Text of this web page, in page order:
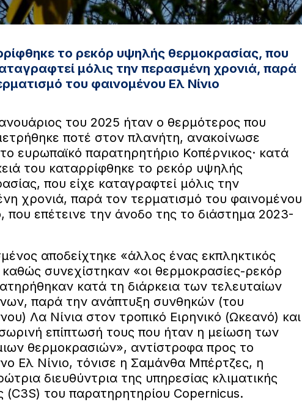
το ρεκόρ υψηλής θερμοκρασίας, που
μόλις την περασμένη χρονιά, παρά
του φαινομένου Ελ Νίνιο
του 2025 ήταν ο θερμότερος που
ποτέ στον πλανήτη, ανακοίνωσε
ευρωπαϊκό παρατηρητήριο Κοπέρνικος· κατά
του καταρρίφθηκε το ρεκόρ υψηλής
που είχε καταγραφτεί μόλις την
χρονιά, παρά τον τερματισμό του φαινομένου
που επέτεινε την άνοδο της το διάστημα 2023-
αποδείχτηκε «άλλος ένας εκπληκτικός
συνεχίστηκαν «οι θερμοκρασίες-ρεκόρ
κατά τη διάρκεια των τελευταίων
παρά την ανάπτυξη συνθηκών (του
Λα Νίνια στον τροπικό Ειρηνικό (Ωκεανό) και
επίπτωσή τους που ήταν η μείωση των
θερμοκρασιών», αντίστροφα προς το
Ελ Νίνιο, τόνισε η Σαμάνθα Μπέρτζες, η
διευθύντρια της υπηρεσίας κλιματικής
(C3S) του παρατηρητηρίου Copernicus.